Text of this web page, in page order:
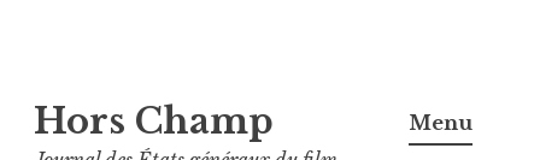
au
contenu
Hors Champ Menu